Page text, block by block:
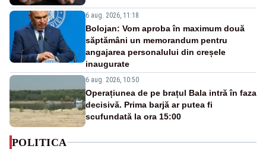
6 aug. 2026, 11:18
Bolojan: Vom aproba în maximum două
săptămâni un memorandum pentru
angajarea personalului din creșele
inaugurate
6 aug. 2026, 10:50
Operațiunea de pe brațul Bala intră în faza
decisivă. Prima barjă ar putea fi
scufundată la ora 15:00
POLITICA